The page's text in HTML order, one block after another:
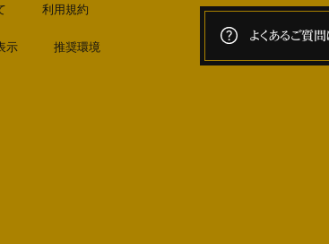
利用規約
示 推奨環境
よくあるご質問